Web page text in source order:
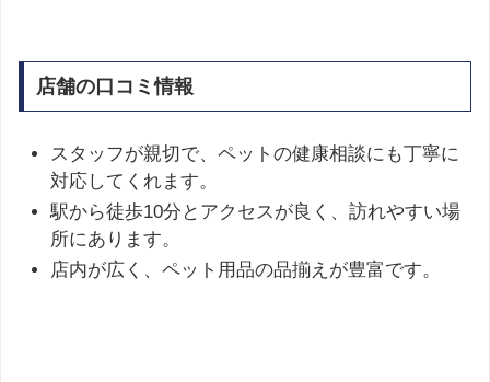
店舗の口コミ情報
スタッフが親切で、ペットの健康相談にも丁寧に
対応してくれます。
駅から徒歩10分とアクセスが良く、訪れやすい場
所にあります。
店内が広く、ペット用品の品揃えが豊富です​。